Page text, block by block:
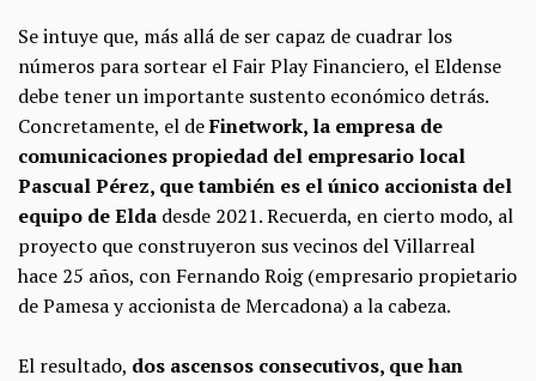
Se intuye que, más allá de ser capaz de cuadrar los
números para sortear el Fair Play Financiero, el Eldense
debe tener un importante sustento económico detrás.
Concretamente, el deFinetwork, la empresa de
comunicaciones propiedad del empresario local
Pascual Pérez, que también es el único accionista del
equipo de Elda desde 2021. Recuerda, en cierto modo, al
proyecto que construyeron sus vecinos del Villarreal
hace 25 años, con Fernando Roig (empresario propietario
de Pamesa y accionista de Mercadona) a la cabeza.
El resultado, dos ascensos consecutivos, que han